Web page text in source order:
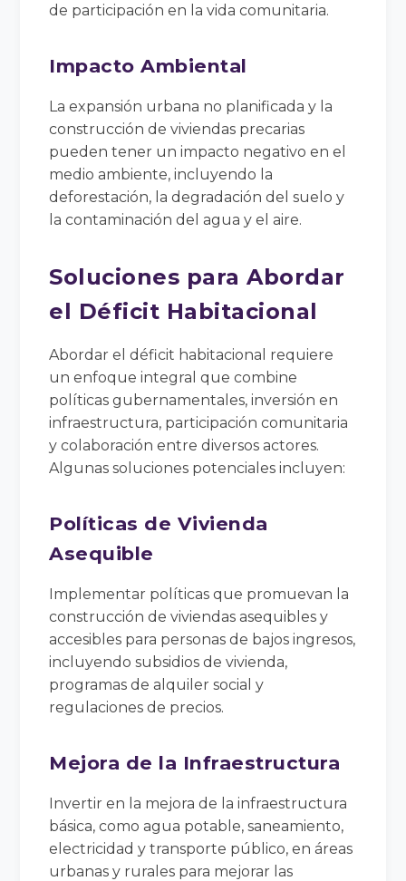
de participación en la vida comunitaria.
Impacto Ambiental
La expansión urbana no planificada y la
construcción de viviendas precarias
pueden tener un impacto negativo en el
medio ambiente, incluyendo la
deforestación, la degradación del suelo y
la contaminación del agua y el aire.
Soluciones para Abordar
el Déficit Habitacional
Abordar el déficit habitacional requiere
un enfoque integral que combine
políticas gubernamentales, inversión en
infraestructura, participación comunitaria
y colaboración entre diversos actores.
Algunas soluciones potenciales incluyen:
Políticas de Vivienda
Asequible
Implementar políticas que promuevan la
construcción de viviendas asequibles y
accesibles para personas de bajos ingresos,
incluyendo subsidios de vivienda,
programas de alquiler social y
regulaciones de precios.
Mejora de la Infraestructura
Invertir en la mejora de la infraestructura
básica, como agua potable, saneamiento,
electricidad y transporte público, en áreas
urbanas y rurales para mejorar las